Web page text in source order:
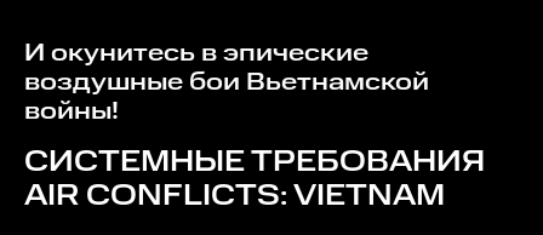
И окунитесь в эпические
воздушные бои Вьетнамской
войны!
СИСТЕМНЫЕ ТРЕБОВАНИЯ
AIR CONFLICTS: VIETNAM